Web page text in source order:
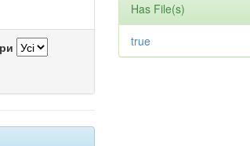
Has File(s)
true